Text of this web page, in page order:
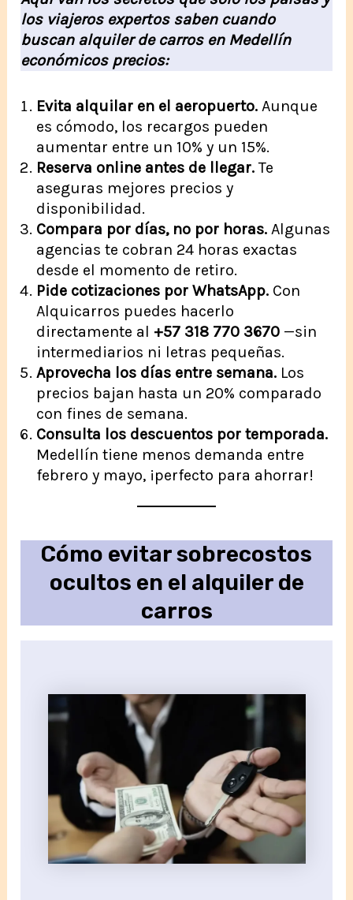
los viajeros expertos saben cuando
buscan alquiler de carros en Medellín
económicos precios:
Evita alquilar en el aeropuerto. Aunque
es cómodo, los recargos pueden
aumentar entre un 10% y un 15%.
Reserva online antes de llegar.Te
aseguras mejores precios y
disponibilidad.
Compara por días, no por horas. Algunas
agencias te cobran 24 horas exactas
desde el momento de retiro.
Pide cotizaciones por WhatsApp. Con
Alquicarros puedes hacerlo
directamente al +57 318 770 3670 —sin
intermediarios ni letras pequeñas.
Aprovecha los días entre semana. Los
precios bajan hasta un 20% comparado
con fines de semana.
Consulta los descuentos por temporada.
Medellín tiene menos demanda entre
febrero y mayo, ¡perfecto para ahorrar!
Cómo evitar sobrecostos
ocultos en el alquiler de
carros